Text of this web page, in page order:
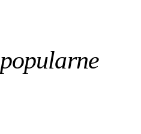
popularne